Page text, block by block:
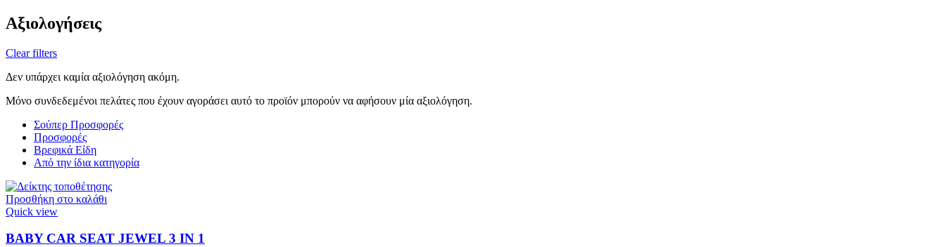
Αξιολογήσεις
Clear filters
Δεν υπάρχει καμία αξιολόγηση ακόμη.
Μόνο συνδεδεμένοι πελάτες που έχουν αγοράσει αυτό το προϊόν μπορούν να αφήσουν μία αξιολόγηση.
Σούπερ Προσφορές
Προσφορές
Βρεφικά Είδη
Από την ίδια κατηγορία
Προσθήκη στο καλάθι
Quick view
BABY CAR SEAT JEWEL 3 ΙΝ 1